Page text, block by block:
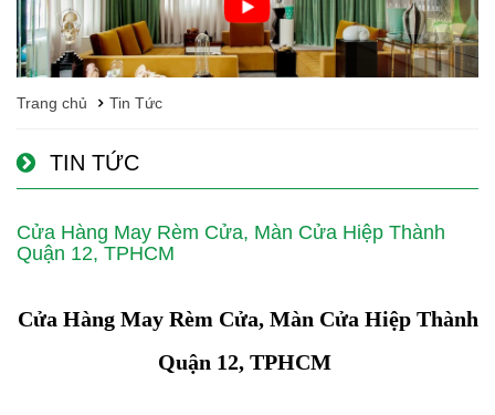
Trang chủ Tin Tức
TIN TỨC
Cửa Hàng May Rèm Cửa, Màn Cửa Hiệp Thành
Quận 12, TPHCM
Cửa Hàng May Rèm Cửa, Màn Cửa Hiệp Thành
Quận 12, TPHCM